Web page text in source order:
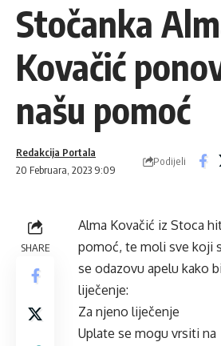
Stočanka
Kovačić
našu pomoć
20 Februara, 2023 9:09
Redakcija Portala
Podijeli
SHARE
Alma Kovačić iz Stoca
pomoć, te moli sve koji
se odazovu apelu kako
liječenje:
Za njeno liječenje
Uplate se mogu vrsiti na